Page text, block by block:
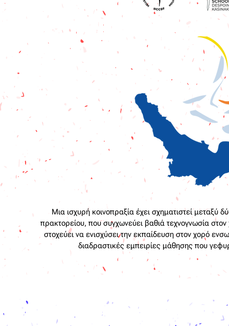
Μια ισχυρή κοινοπραξία έχει σχηματιστεί
πρακτορείου, που συγχωνεύει βαθιά τεχνογνωσία
στοχεύει να ενισχύσει την εκπαίδευση στον χορό
διαδραστικές εμπειρίες μάθησης που